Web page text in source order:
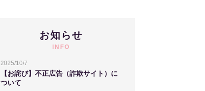
お知らせ
INFO
2025/10/7
【お詫び】不正広告（詐欺サイト）に
ついて